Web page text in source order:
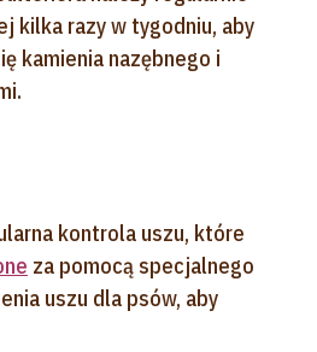
kilka razy w tygodniu, aby
kamienia nazębnego i
kontrola uszu, które
za pomocą specjalnego
uszu dla psów, aby